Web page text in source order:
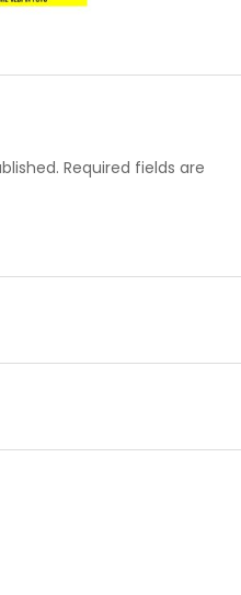
Required fields are